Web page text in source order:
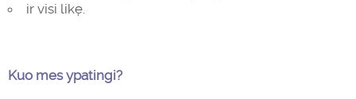
ir visi likę.
Kuo mes ypatingi?